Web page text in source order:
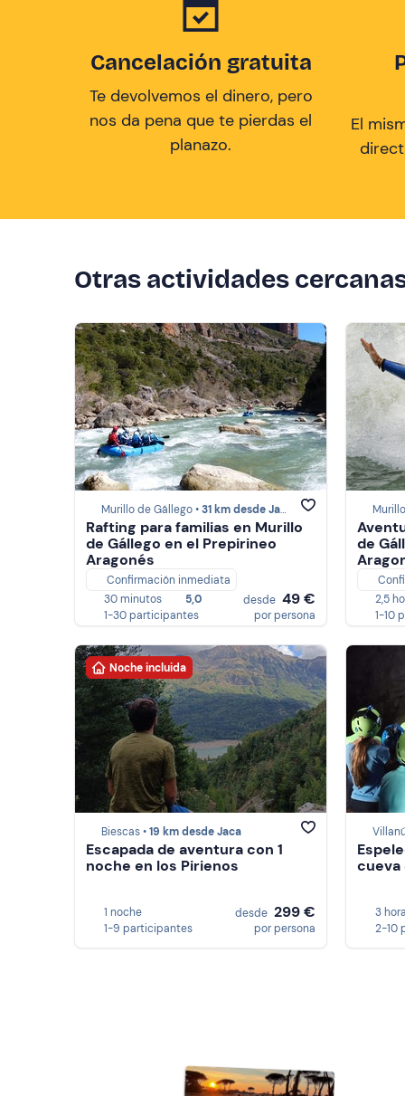
Cancelación gratuita
Te devolvemos el dinero, pero
nos da pena que te pierdas el
planazo.
El
Otras actividades
Murillo de Gállego •31 km desde Jaca
Rafting para familias en Murillo
de Gállego en el Prepirineo
Aragonés
Confirmación inmediata
30 minutos
5,0
1-30 participantes
desde 49 €
por persona
de
2,5
1-10
Noche incluida
Biescas •19 km desde Jaca
Escapada de aventura con 1
noche en los Pirienos
1 noche
1-9 participantes
desde 299 €
por persona
cueva
3
2-10